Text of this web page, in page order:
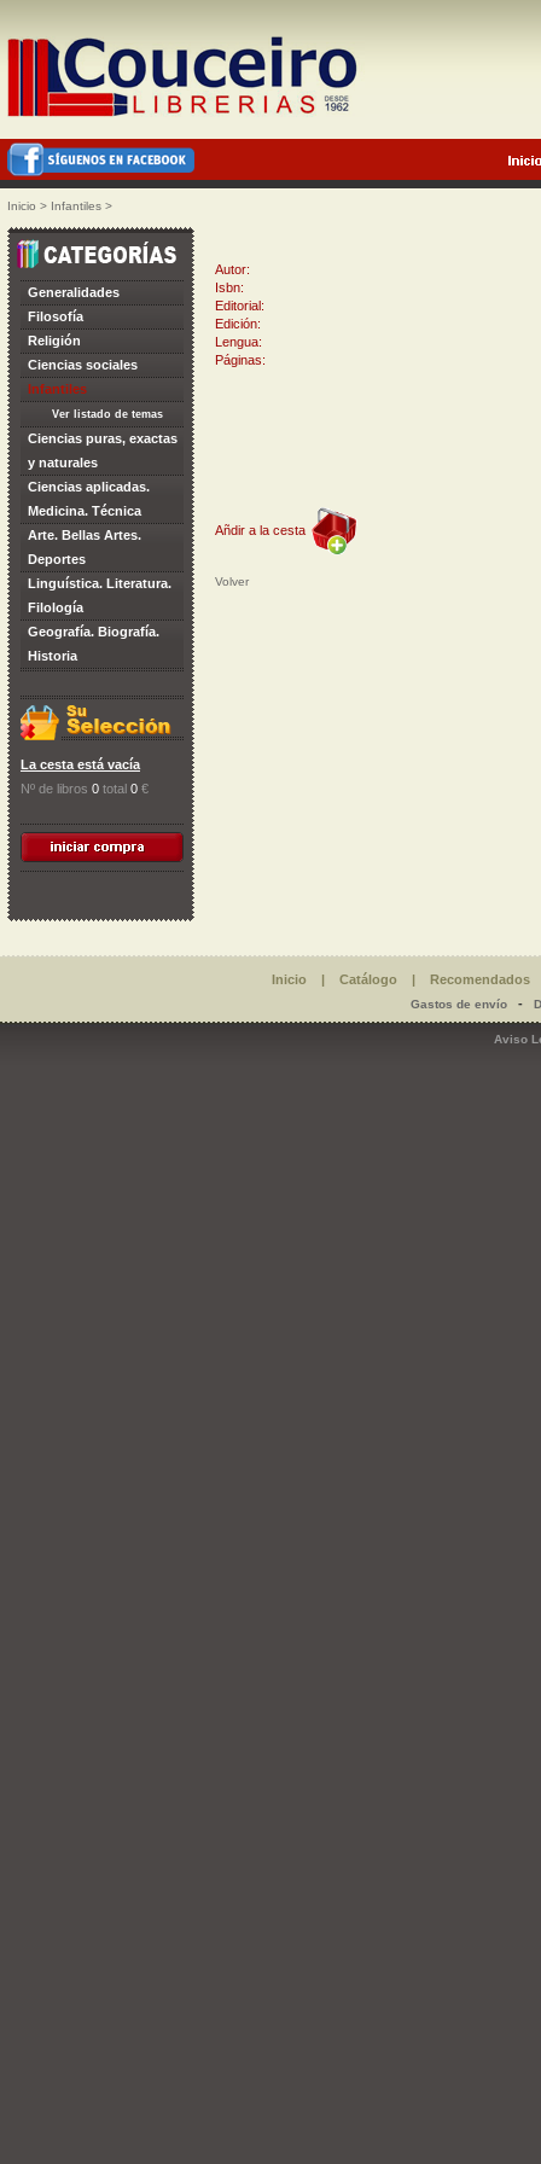
Inicio > Infantiles >
Generalidades
Filosofía
Religión
Ciencias sociales
Infantiles
Ver listado de temas
Ciencias puras, exactas
y naturales
Ciencias aplicadas.
Medicina. Técnica
Arte. Bellas Artes.
Deportes
Linguística. Literatura.
Filología
Geografía. Biografía.
Historia
La cesta está vacía
Nº de libros 0 total 0 €
Autor:
Isbn:
Editorial:
Edición:
Lengua:
Páginas:
Añdir a la cesta
Volver
Inicio | Catálogo | Recomendados
Gastos de envío-
Aviso